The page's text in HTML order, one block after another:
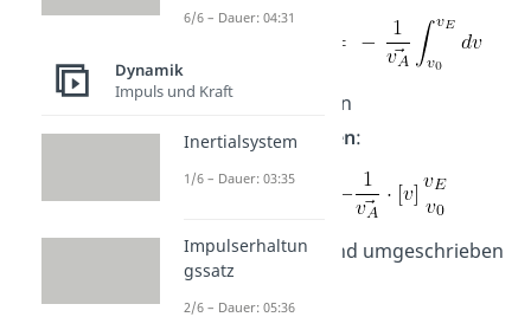
Mit den jeweiligen
Stammfunktionen:
Dies aufgelöst und umgeschrieben
ergibt:
6/6 – Dauer: 04:31
Dynamik
Impuls und Kraft
Inertialsystem
1/6 – Dauer: 03:35
Impulserhaltun
gssatz
2/6 – Dauer: 05:36